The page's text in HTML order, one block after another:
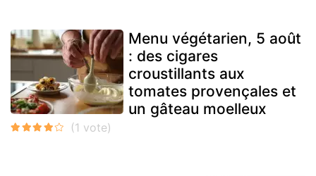
Menu végétarien, 5 août
: des cigares
croustillants aux
tomates provençales et
un gâteau moelleux